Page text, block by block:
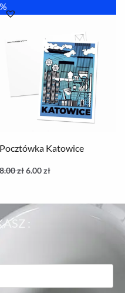
%
Pocztówka Katowice
8.00zł
cena
6.00zł
cena
6.00 zł.
: